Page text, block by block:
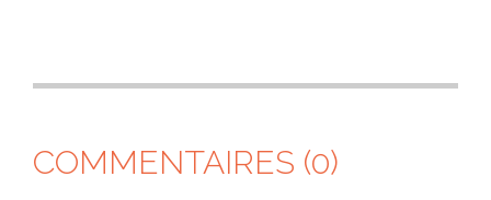
COMMENTAIRES (0)